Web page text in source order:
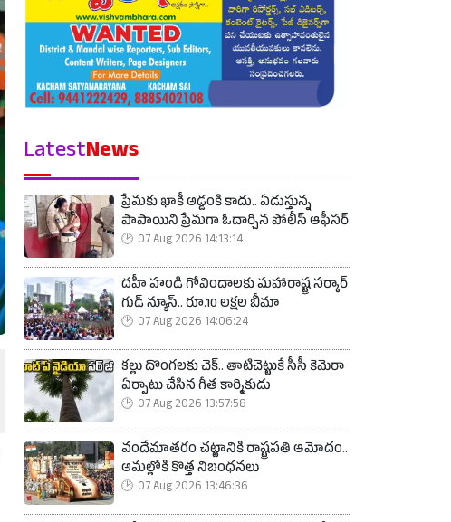
LatestNews
ప్రేమకు ఖాకీ అడ్డంకి కాదు.. ఏడుస్తున్న
పాపాయిని ప్రేమగా ఓదార్చిన పోలీస్ ఆఫీసర్
07 Aug 2026 14:13:14
దహీ హండి గోవిందాలకు మహారాష్ట్ర సర్కార్
గుడ్ న్యూస్.. రూ.10 లక్షల బీమా
07 Aug 2026 14:06:24
కల్లు దొంగలకు చెక్.. తాటిచెట్టుకే సీసీ కెమెరా
ఏర్పాటు చేసిన గీత కార్మికుడు
07 Aug 2026 13:57:58
వందేమాతరం చట్టానికి రాష్ట్రపతి ఆమోదం..
అమల్లోకి కొత్త నిబంధనలు
07 Aug 2026 13:46:36